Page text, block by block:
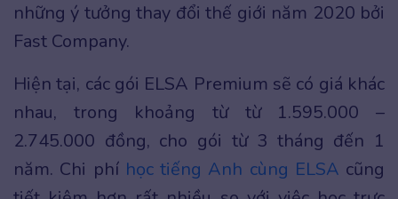
những ý tưởng thay đổi thế giới năm 2020 bởi
Fast Company.
Hiện tại, các gói ELSA Premium sẽ có giá khác
nhau, trong khoảng từ từ 1.595.000 –
2.745.000 đồng, cho gói từ 3 tháng đến 1
năm. Chi phí học tiếng Anh cùng ELSA cũng